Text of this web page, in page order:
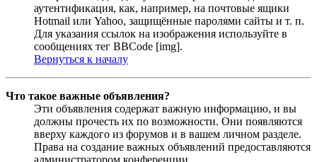
аутентификация, как, например, на почтовые ящики
Hotmail или Yahoo, защищённые паролями сайты и т. п.
Для указания ссылок на изображения используйте в
сообщениях тег BBCode [img].
Вернуться к началу
Что такое важные объявления?
Эти объявления содержат важную информацию, и вы
должны прочесть их по возможности. Они появляются
вверху каждого из форумов и в вашем личном разделе.
Права на создание важных объявлений предоставляются
администратором конференции.